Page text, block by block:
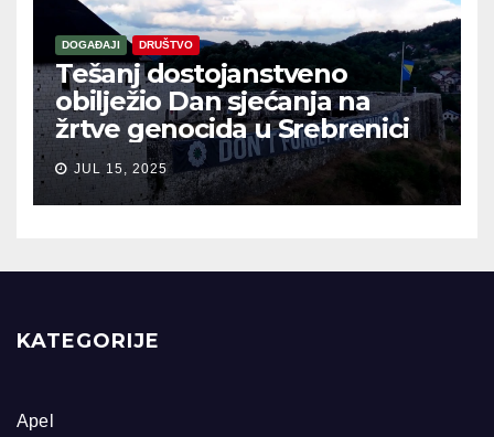
DOGAĐAJI DRUŠTVO
Tešanj dostojanstveno
obilježio Dan sjećanja na
žrtve genocida u Srebrenici
JUL 15, 2025
KATEGORIJE
Apel